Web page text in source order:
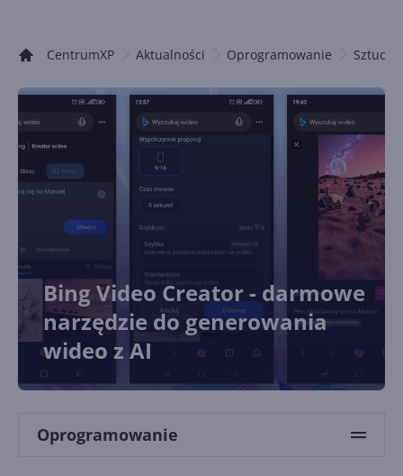
CentrumXP Aktualności Oprogramowanie
Bing Video Creator - darmowe
narzędzie do generowania
wideo z AI
Oprogramowanie